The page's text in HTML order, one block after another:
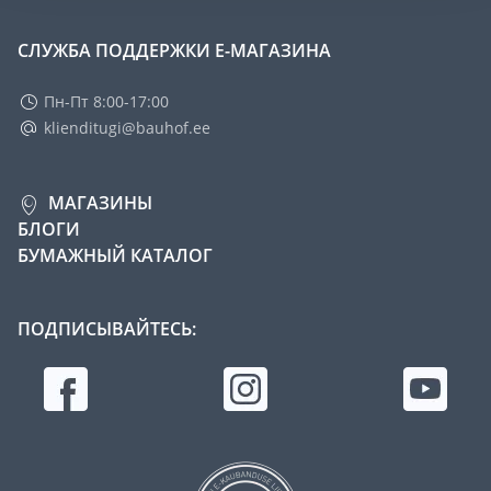
СЛУЖБА ПОДДЕРЖКИ Е-МАГАЗИНА
Пн-Пт 8:00-17:00
klienditugi@bauhof.ee
МАГАЗИНЫ
БЛОГИ
БУМАЖНЫЙ КАТАЛОГ
ПОДПИСЫВАЙТЕСЬ: